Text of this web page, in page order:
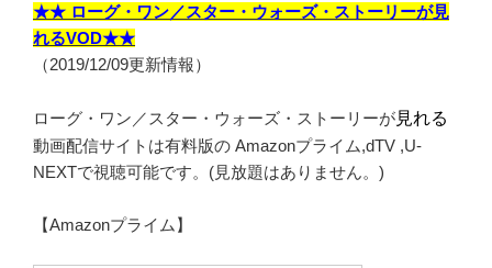
★★ ローグ・ワン／スター・ウォーズ・ストーリーが見
れるVOD★★
（2019/12/09更新情報）
ローグ・ワン／スター・ウォーズ・ストーリーが見れる
動画配信サイトは有料版の Amazonプライム,dTV ,U-
NEXTで視聴可能です。(見放題はありません。)
【Amazonプライム】